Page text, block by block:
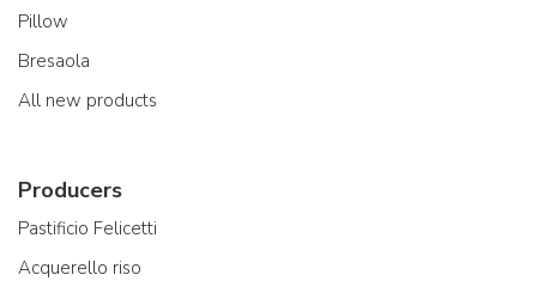
Pillow
Bresaola
All new products
Producers
Pastificio Felicetti
Acquerello riso